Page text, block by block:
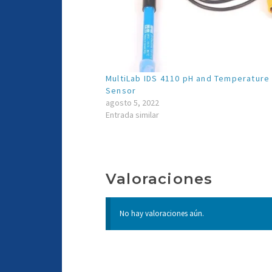
MultiLab IDS 4110 pH and Temperature
Sensor
agosto 5, 2022
Entrada similar
Valoraciones
No hay valoraciones aún.